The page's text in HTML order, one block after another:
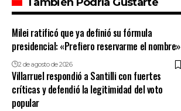
También Podría Gustarte
Milei ratificó que ya definió su fórmula
presidencial: «Prefiero reservarme el nombre»
2 de agosto de 2026
Villarruel respondió a Santilli con fuertes
críticas y defendió la legitimidad del voto
popular